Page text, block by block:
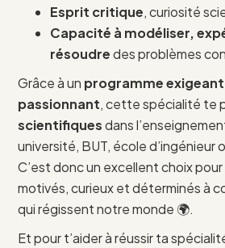
Esprit critique, curiosité
Capacité à modéliser,
résoudredes problèmes
Grâce à un programme
passionnant, cette spécialité te
scientifiquesdans
université, BUT, école d’ingénieur
C’est donc un excellent choix
motivés, curieux et déterminés à
qui régissent notre monde 🌍.
Et pour t’aider à réussir ta